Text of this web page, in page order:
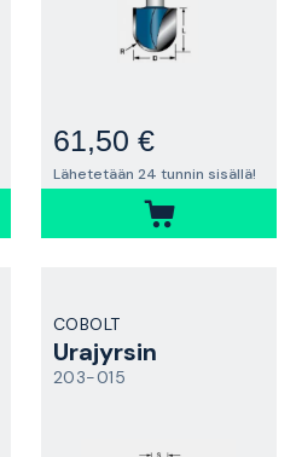
61,50 €
Lähetetään 24 tunnin sisällä!
COBOLT
Urajyrsin
203-015